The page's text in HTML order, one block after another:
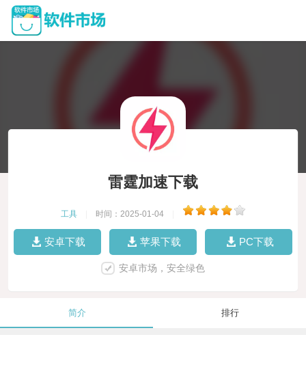
雷霆加速下载
工具 时间：2025-01-04
安卓下载 苹果下载 PC下载
安卓市场，安全绿色
简介 排行